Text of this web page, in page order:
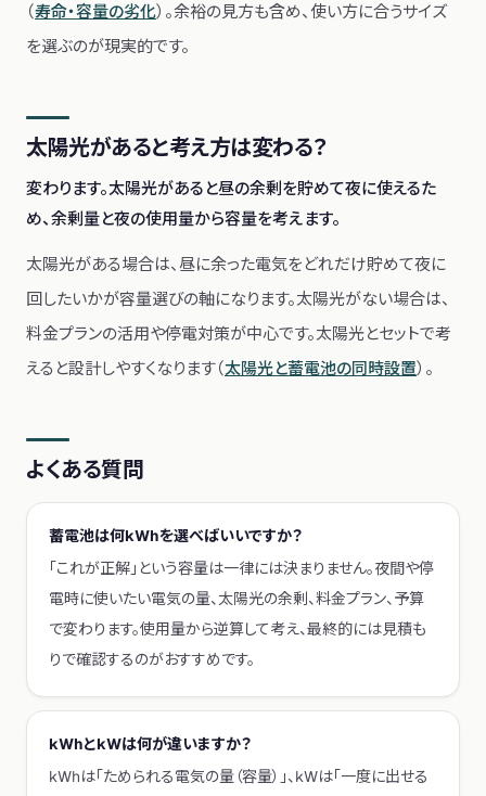
（寿命・容量の劣化）。余裕の見方も含め、使い方に合うサイズ
を選ぶのが現実的です。
太陽光があると考え方は変わる？
変わります。太陽光があると昼の余剰を貯めて夜に使えるた
め、余剰量と夜の使用量から容量を考えます。
太陽光がある場合は、昼に余った電気をどれだけ貯めて夜に
回したいかが容量選びの軸になります。太陽光がない場合は、
料金プランの活用や停電対策が中心です。太陽光とセットで考
えると設計しやすくなります（太陽光と蓄電池の同時設置）。
よくある質問
蓄電池は何kWhを選べばいいですか？
「これが正解」という容量は一律には決まりません。夜間や停
電時に使いたい電気の量、太陽光の余剰、料金プラン、予算
で変わります。使用量から逆算して考え、最終的には見積も
りで確認するのがおすすめです。
kWhとkWは何が違いますか？
kWhは「ためられる電気の量（容量）」、kWは「一度に出せる